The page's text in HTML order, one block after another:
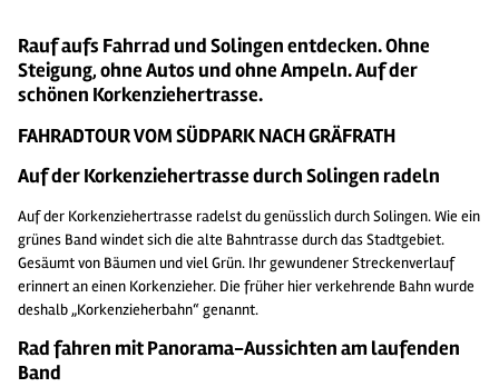
Rauf aufs Fahrrad und Solingen entdecken. Ohne
Steigung, ohne Autos und ohne Ampeln. Auf der
schönen Korkenziehertrasse.
FAHRADTOUR VOM SÜDPARK NACH GRÄFRATH
Auf der Korkenziehertrasse durch Solingen radeln
Auf der Korkenziehertrasse radelst du genüsslich durch Solingen. Wie ein
grünes Band windet sich die alte Bahntrasse durch das Stadtgebiet.
Gesäumt von Bäumen und viel Grün. Ihr gewundener Streckenverlauf
erinnert an einen Korkenzieher. Die früher hier verkehrende Bahn wurde
deshalb „Korkenzieherbahn“ genannt.
Rad fahren mit Panorama-Aussichten am laufenden
Band